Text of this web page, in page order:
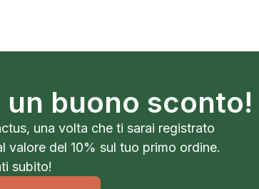
buono sconto!
una volta che ti sarai registrato
valore del 10% sul tuo primo ordine.
subito!